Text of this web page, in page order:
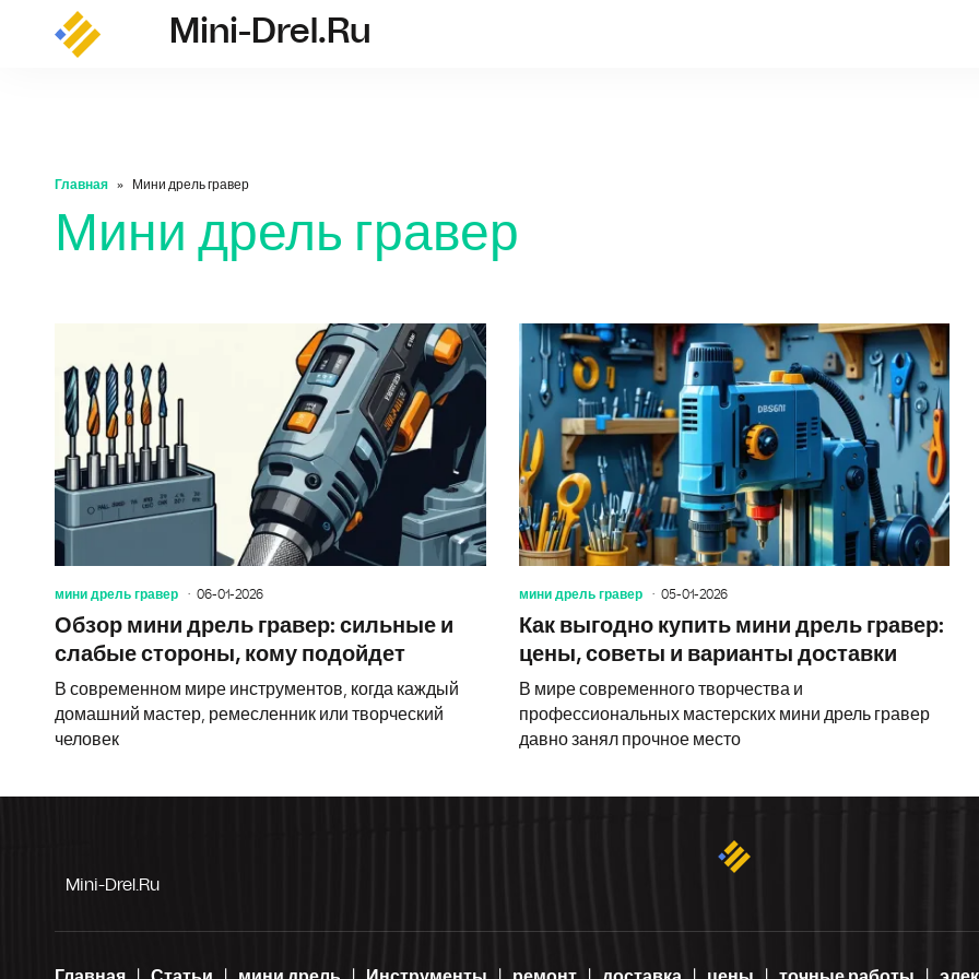
mini-drel.ru
Mini-Drel.ru
Главная Мини дрель гравер
Мини дрель гравер
мини дрель гравер 06-01-2026
Обзор мини дрель гравер: сильные и
слабые стороны, кому подойдет
В современном мире инструментов, когда каждый
домашний мастер, ремесленник или творческий
человек
Обзор
мини дрель гравер 05-01-2026
Как выгодно купить мини дрель гравер:
цены, советы и варианты доставки
В мире современного творчества и
профессиональных мастерских мини дрель гравер
давно занял прочное место
Mini-Drel.ru